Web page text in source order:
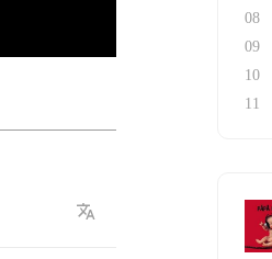
08
09
10
11